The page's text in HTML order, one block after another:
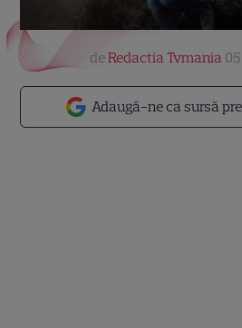
Adaugă-ne ca sursă
deRedactia Tvmania